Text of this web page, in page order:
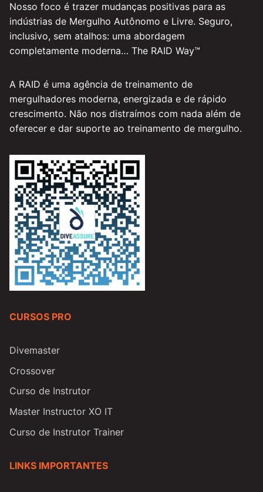
Nosso foco é trazer mudanças positivas para as
indústrias de Mergulho Autônomo e Livre. Seguro,
inclusivo, sem atalhos: uma abordagem
completamente moderna… The RAID Way™
A RAID é uma agência de treinamento de
mergulhadores moderna, energizada e de rápido
crescimento. Não nos distraímos com nada além de
oferecer e dar suporte ao treinamento de mergulho.
CURSOS PRO
Divemaster
Crossover
Curso de Instrutor
Master Instructor XO IT
Curso de Instrutor Trainer
LINKS IMPORTANTES